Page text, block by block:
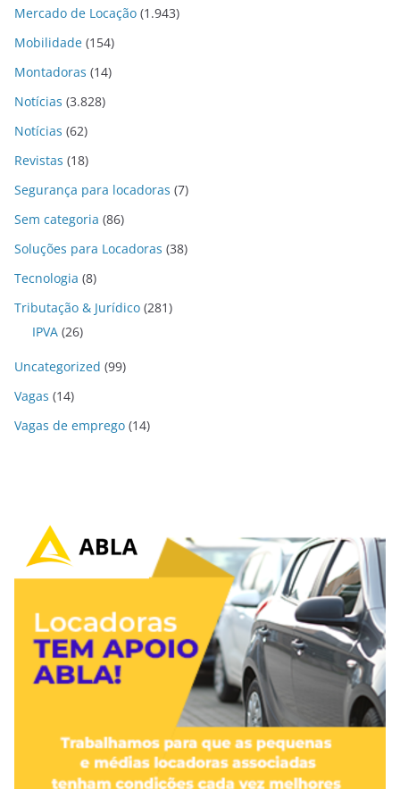
Mercado de Locação (1.943)
Mobilidade (154)
Montadoras (14)
Notícias (3.828)
Notícias (62)
Revistas (18)
Segurança para locadoras (7)
Sem categoria (86)
Soluções para Locadoras (38)
Tecnologia (8)
Tributação & Jurídico (281)
IPVA (26)
Uncategorized (99)
Vagas (14)
Vagas de emprego (14)